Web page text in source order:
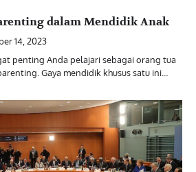
dalam Mendidik Anak
14, 2023
penting Anda pelajari sebagai orang tua
Gaya mendidik khusus satu ini…